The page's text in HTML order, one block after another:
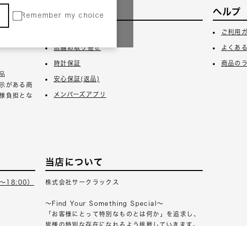
Remember my choice
がある商
負担とな
サービス
店舗お取り寄せ
時計保証
安心保証(返品)
メンバーズアプリ
ヘルプ
ご利用
よくあ
商品の
18:00）
当店について
株式会社サークラックス
～Find Your Something Special～
「お客様にとって特別なものとは何か」を追求し、
皆様の特別な存在になれるよう挑戦していきます。